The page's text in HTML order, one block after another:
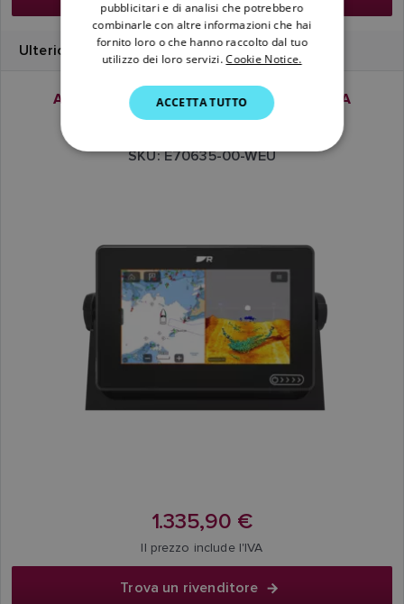
Ulteriori dettagli
AXIOM+ 7 RV | CARTE LIGHTHOUSE EUROPA
SKU: E70635-00-WEU
1.335,90 €
Il prezzo include l'IVA
Trova un rivenditore
ITALIAN
SWEDISH
DUTCH
NORWEGIAN
pubblicitari e di analisi che potrebbero
combinarle con altre informazioni che hai
fornito loro o che hanno raccolto dal tuo
utilizzo dei loro servizi. Cookie Notice.
ACCETTA TUTTO